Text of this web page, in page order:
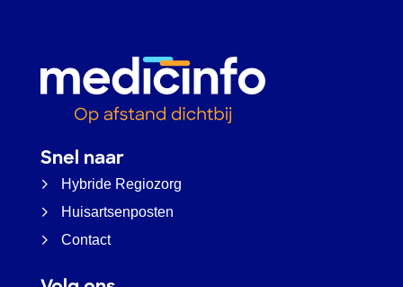
Snel naar
Hybride Regiozorg
Huisartsenposten
Contact